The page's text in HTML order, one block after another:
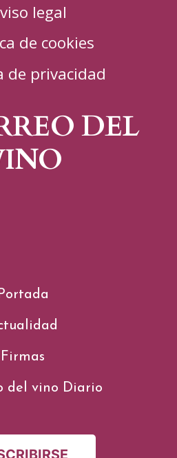
legal
de cookies
de privacidad
DEL
Portada
Firmas
del vino Diario